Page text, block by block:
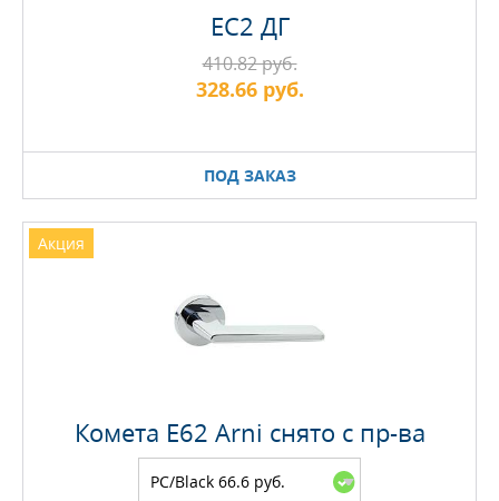
EC2 ДГ
ПОД ЗАКАЗ
410.82 руб.
328.66 руб.
Акция
Комета Е62 Arni снято с пр-ва
PC/Black 66.6 руб.